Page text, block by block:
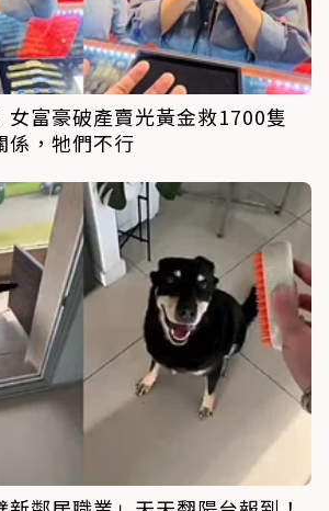
女富豪破產賣光黃金救1700隻
係，牠們不行